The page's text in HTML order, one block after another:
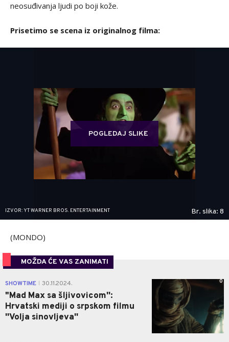
neosuđivanja ljudi po boji kože.
Prisetimo se scena iz originalnog filma:
POGLEDAJ SLIKE
IZVOR: YT WARNER BROS. ENTERTAINMENT Br. slika: 8
(MONDO)
MOŽDA ĆE VAS ZANIMATI
SHOWTIME 30.11.2024.
"Mad Max sa šljivovicom'':
Hrvatski mediji o srpskom filmu
''Volja sinovljeva''
0